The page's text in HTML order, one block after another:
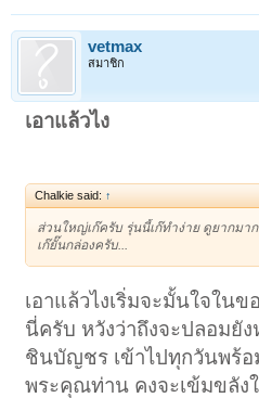
vetmax
สมาชิก
เอาแล้วไง
Chalkie said: ↑
ส่วนใหญ่เก๊ครับ รุ่นนี้เก๊ทำง่าย ดูยากมาก
เก๊ยั๊นกล่องครับ...
เอาแล้วไงเริ่มจะมั้นใจใน
นี่ครับ หวังว่าถึงจะปลอมยั
ชินบัญชร เข้าไปทุกวันพร้อ
พระคุณท่าน คงจะเข้มขลั